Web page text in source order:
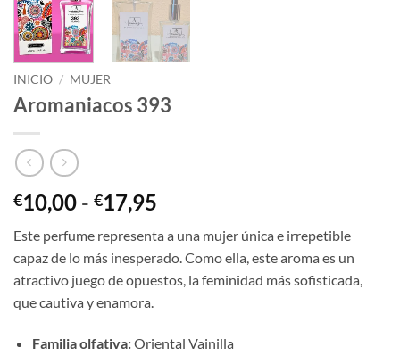
INICIO / MUJER
Aromaniacos 393
€10,00 - €17,95
precios:
desde
€10,00
Este perfume representa a una mujer única e irrepetible
capaz de lo más inesperado. Como ella, este aroma es un
atractivo juego de opuestos, la feminidad más sofisticada,
que cautiva y enamora.
Familia olfativa:Oriental Vainilla